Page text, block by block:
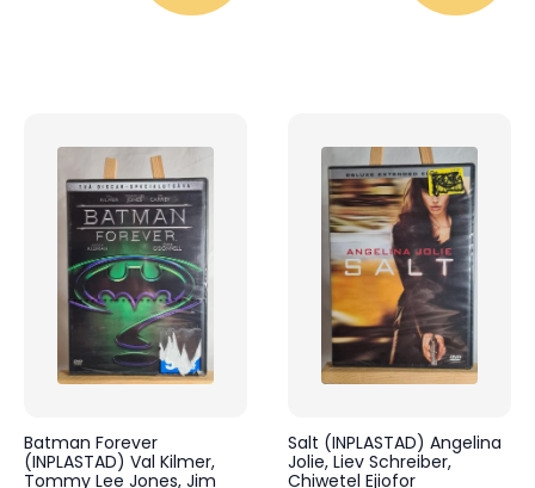
Batman Forever
(INPLASTAD) Val Kilmer,
Tommy Lee Jones, Jim
Salt (INPLASTAD) Angelina
Jolie, Liev Schreiber,
Chiwetel Ejiofor